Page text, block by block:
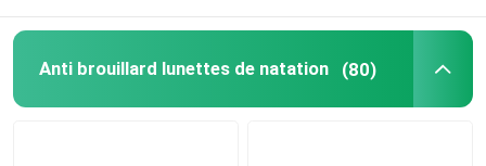
Anti lentille de brouillard
Anti brouillard lunettes de natation (80)